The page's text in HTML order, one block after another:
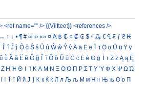
<ref name="" /> {{Viitteet}} <references />
↔ ↑ ↓ • ¶ # ∞ ‹› «» ¤ ₳ ฿ ₵ ¢ ₡ ₢ $ ₫ ₯ € ₠ ₣ ƒ ₴ ₭
Î î Ĵ ĵ Ô ô Ŝ ŝ Û û Ŵ ŵ Ŷ ŷ Ä ä Ë ë Ï ï Ö ö Ü ü Ÿ ÿ
ǚ ǜ Ă ă Ĕ ĕ Ğ ğ Ĭ ĭ Ŏ ŏ Ŭ ŭ Ċ ċ Ė ė Ġ ġ İ ı Ż ż Ą ą Ę
Ζ Η Ή Θ Ι Ί Κ Λ Μ Ν Ξ Ο Ό Π Ρ Σ Τ Υ Ύ Φ Χ Ψ Ω Ώ
І і Ї ї Й й Ј ј К к Ќ ќ Л л Љ љ М м Н н Њ њ О о П